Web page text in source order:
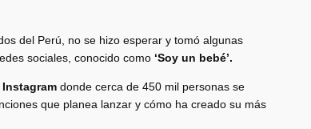
del Perú, no se hizo esperar y tomó algunas
sociales, conocido como ‘Soy un bebé’.
Instagram donde cerca de 450 mil personas se
que planea lanzar y cómo ha creado su más